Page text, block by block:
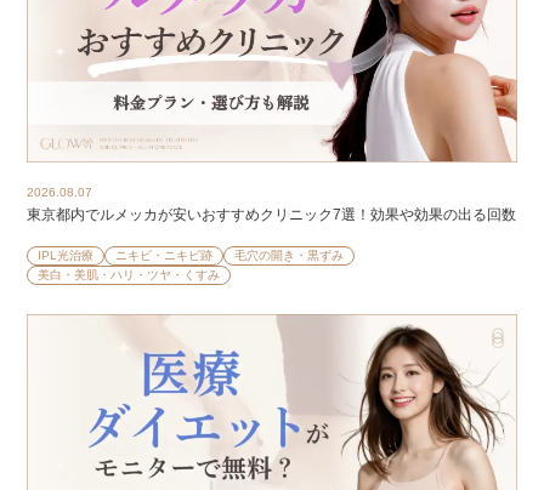
2026.08.07
東京都内でルメッカが安いおすすめクリニック7選！効果や効果の出る回数
IPL光治療 ニキビ・ニキビ跡
毛穴の開き・黒ずみ
美白・美肌・ハリ・ツヤ・くすみ